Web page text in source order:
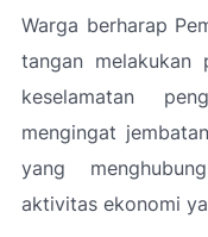
Warga berharap
tangan melakukan
keselamatan
mengingat
yang
aktivitas ekonomi